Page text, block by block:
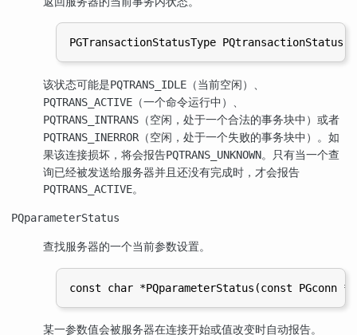
该状态可能是PQTRANS_IDLE （当前空闲）、
PQTRANS_ACTIVE （一个命令运行中）、
PQTRANS_INTRANS （空闲，处于一个合法的事务块中）或者
PQTRANS_INERROR（空闲，处于一个失败的事务块中）。如
果该连接损坏，将会报告PQTRANS_UNKNOWN。只有当一个查
询已经被发送给服务器并且还没有完成时，才会报告
PQTRANS_ACTIVE。
PQparameterStatus
查找服务器的一个当前参数设置。
某一参数值会被服务器在连接开始或值改变时自动报告。